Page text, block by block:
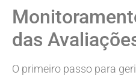
das
O primeiro passo para